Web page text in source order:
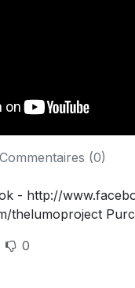
Commentaires (0)
- http://
thelumoproject
0